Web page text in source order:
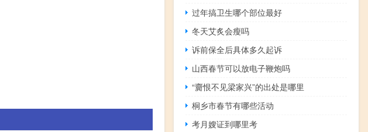
过年搞卫生哪个部位最好
冬天艾炙会瘦吗
诉前保全后具体多久起诉
山西春节可以放电子鞭炮吗
“齎恨不见梁家兴”的出处是哪里
桐乡市春节有哪些活动
考月嫂证到哪里考